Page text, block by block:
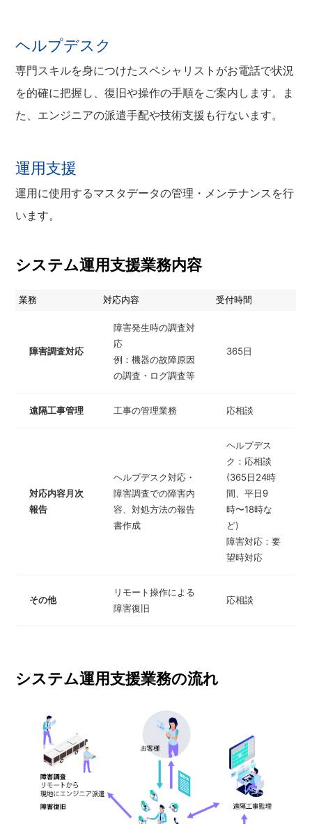
ヘルプデスク
専門スキルを身につけたスペシャリストがお電話で状況
を的確に把握し、復旧や操作の手順をご案内します。ま
た、エンジニアの派遣手配や技術支援も行ないます。
運用支援
運用に使用するマスタデータの管理・メンテナンスを行
います。
システム運用支援業務内容
業務 対応内容 受付時間
障害調査対応
障害発生時の調査対
応
例：機器の故障原因
の調査・ログ調査等
365日
遠隔工事管理 工事の管理業務 応相談
対応内容月次
報告
ヘルプデスク対応・
障害調査での障害内
容、対処方法の報告
書作成
ヘルプデス
ク：応相談
(365日24時
間、平日9
時〜18時な
ど)
障害対応：要
望時対応
その他
リモート操作による
障害復旧
応相談
システム運用支援業務の流れ